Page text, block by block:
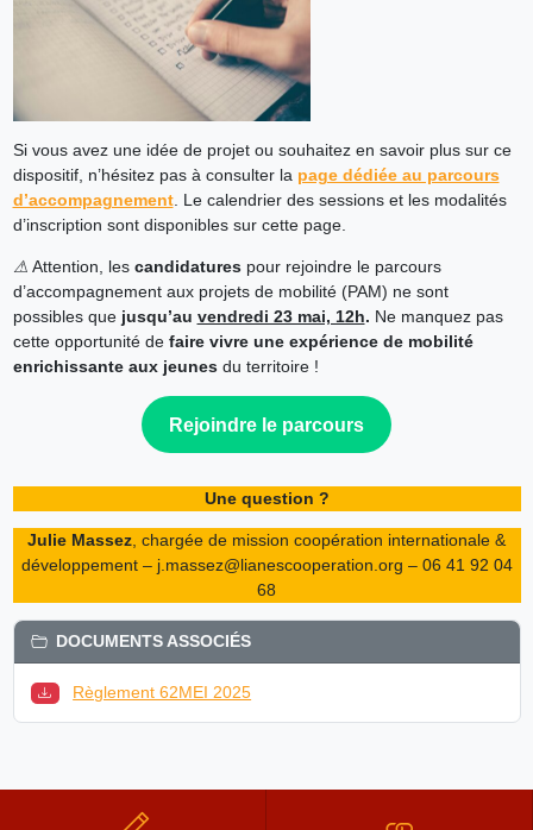
Si vous avez une idée de projet ou souhaitez en savoir plus sur ce
dispositif, n’hésitez pas à consulter la page dédiée au parcours
d’accompagnement. Le calendrier des sessions et les modalités
d’inscription sont disponibles sur cette page.
⚠ Attention, les candidatures pour rejoindre le parcours
d’accompagnement aux projets de mobilité (PAM) ne sont
possibles que jusqu’au vendredi 23 mai, 12h. Ne manquez pas
cette opportunité de faire vivre une expérience de mobilité
enrichissante aux jeunesdu territoire !
Rejoindre le parcours
Une question ?
Julie Massez , chargée de mission coopération internationale &
développement – j.massez@lianescooperation.org – 06 41 92 04
68
DOCUMENTS ASSOCIÉS
Règlement 62MEI 2025